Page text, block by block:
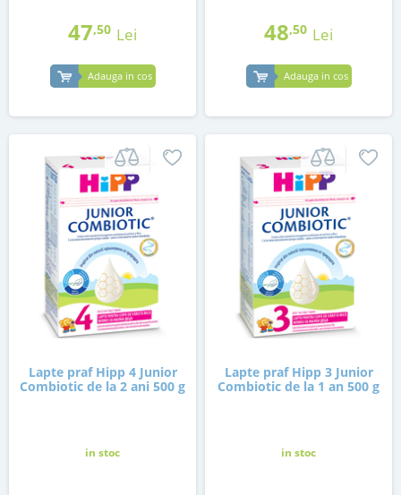
47,50 Lei
Adauga in cos
48,50 Lei
Adauga in cos
Lapte praf Hipp 4 Junior
Combiotic de la 2 ani 500 g
in stoc
Lapte praf Hipp 3 Junior
Combiotic de la 1 an 500 g
in stoc